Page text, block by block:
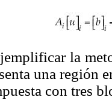
la
una región
con tres